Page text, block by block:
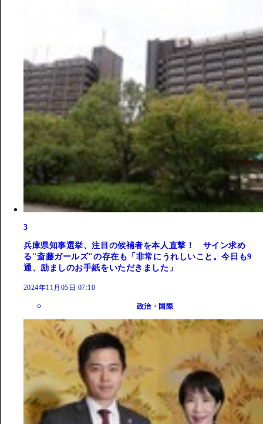
3
兵庫県知事選挙、注目の候補者を本人直撃！ サイン求め
る"斎藤ガールズ"の存在も「非常にうれしいこと。今日も9
通、励ましのお手紙をいただきました」
2024年11月05日 07:10
政治・国際